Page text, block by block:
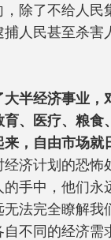
除了不给人民
人民甚至杀害
半经济事业，
、医疗、粮食
，自由市场就
经济计划的恐怖
手中，他们永
法完全瞭解我
不同的经济需